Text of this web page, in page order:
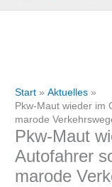
Start
Aktuelles
Pkw-Maut wieder im
marode
Pkw-Maut
Autofahrer
marode